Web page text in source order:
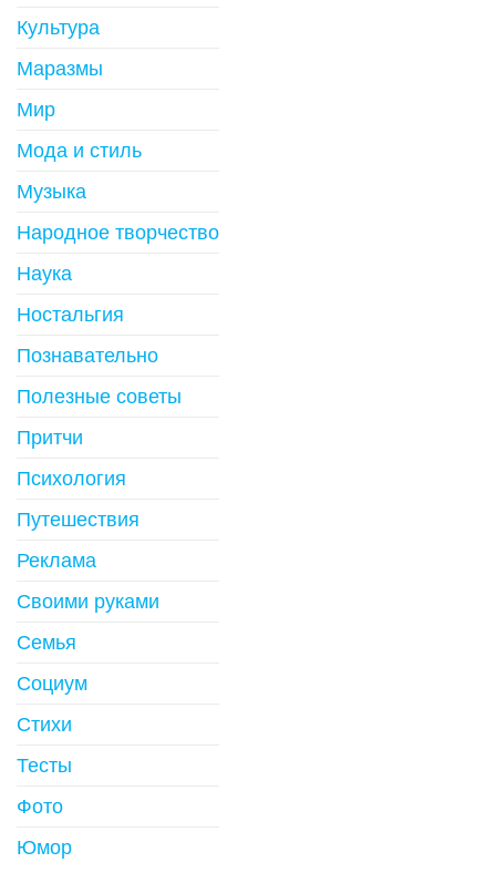
Культура
Маразмы
Мир
Мода и стиль
Музыка
Народное творчество
Наука
Ностальгия
Познавательно
Полезные советы
Притчи
Психология
Путешествия
Реклама
Своими руками
Семья
Социум
Стихи
Тесты
Фото
Юмор